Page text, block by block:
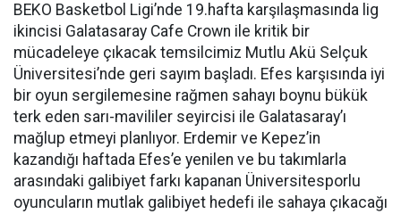
BEKO Basketbol Ligi’nde 19.hafta karşılaşmasında lig
ikincisi Galatasaray Cafe Crown ile kritik bir
mücadeleye çıkacak temsilcimiz Mutlu Akü Selçuk
Üniversitesi’nde geri sayım başladı. Efes karşısında iyi
bir oyun sergilemesine rağmen sahayı boynu bükük
terk eden sarı-mavililer seyircisi ile Galatasaray’ı
mağlup etmeyi planlıyor. Erdemir ve Kepez’in
kazandığı haftada Efes’e yenilen ve bu takımlarla
arasındaki galibiyet farkı kapanan Üniversitesporlu
oyuncuların mutlak galibiyet hedefi ile sahaya çıkacağı